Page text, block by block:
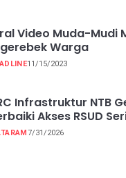
Video Muda-Mudi
Warga
11/15/2023
Infrastruktur NTB
Akses RSUD
7/31/2026